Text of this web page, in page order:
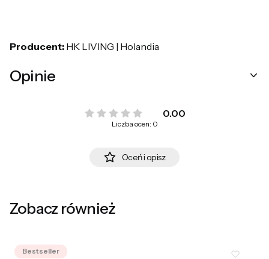
Producent: HK LIVING | Holandia
Opinie
0.00
Liczba ocen: 0
Oceń i opisz
Zobacz również
Bestseller